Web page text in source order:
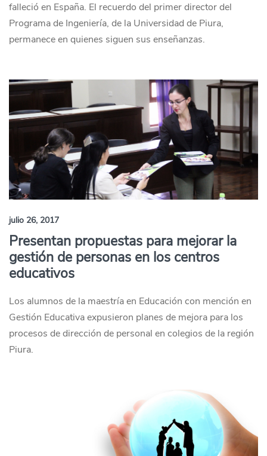
falleció en España. El recuerdo del primer director del
Programa de Ingeniería, de la Universidad de Piura,
permanece en quienes siguen sus enseñanzas.
julio 26, 2017
Presentan propuestas para mejorar la
gestión de personas en los centros
educativos
Los alumnos de la maestría en Educación con mención en
Gestión Educativa expusieron planes de mejora para los
procesos de dirección de personal en colegios de la región
Piura.